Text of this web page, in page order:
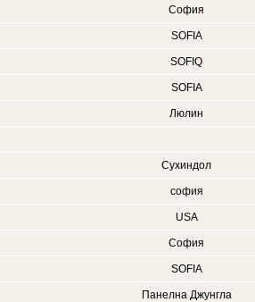
София
SOFIA
SOFIQ
SOFIA
Люлин
Сухиндол
софия
USA
София
SOFIA
Панелна Джунгла